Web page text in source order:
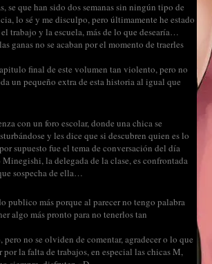
se que han sido dos semanas sin ningún tipo de
lo sé y me disculpo, pero últimamente he estado
trabajo y la escuela, más de lo que desearía…
ganas no se acaban por el momento de traerles
final de este volumen tan violento, pero no
un pequeño extra de esta historia al igual que
con un foro escolar, donde una chica se
y les dice que si descubren quien es lo
supuesto fue el tema de conversación del día
la delegada de la clase, es confrontada
sospecha de ella…
publico más porque al parecer no tengo palabra
algo más pronto para no tenerlos tan
pero no se olviden de comentar, agradecer o lo que
por la falta de trabajos, en especial las chicas M,